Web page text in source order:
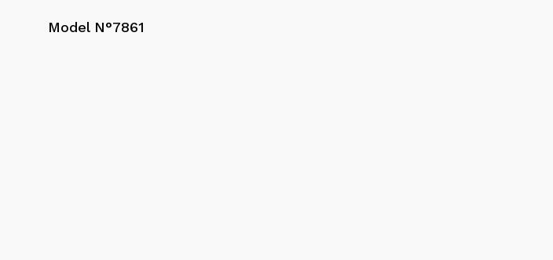
Model N°7861